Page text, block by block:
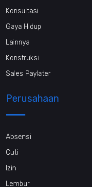
Konsultasi
Gaya Hidup
Lainnya
Konstruksi
Sales Paylater
Perusahaan
Absensi
Cuti
Izin
Lembur